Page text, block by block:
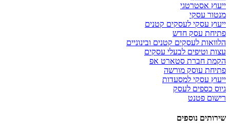
ייעוץ אסטרטגי
מנטור עסקי
ייעוץ עסקי לעסקים קטנים
פתיחת עסק חדש
הלוואות לעסקים קטנים ובינוניים
עצות וטיפים לבעלי עסקים
הקמת חברת סטארט אפ
פתיחת עוסק מורשה
ייעוץ עסקי למסעדות
גיוס כספים לעסק
רישום פטנט
שירותים נוספים